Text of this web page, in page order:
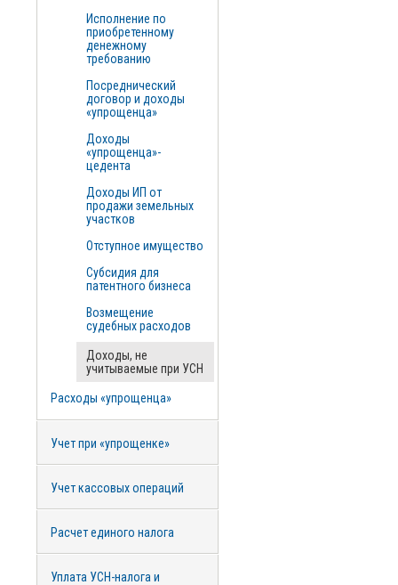
Исполнение по
приобретенному
денежному
требованию
Посреднический
договор и доходы
«упрощенца»
Доходы
«упрощенца»-
цедента
Доходы ИП от
продажи земельных
участков
Отступное имущество
Субсидия для
патентного бизнеса
Возмещение
судебных расходов
Доходы, не
учитываемые при УСН
Расходы «упрощенца»
Учет при «упрощенке»
Учет кассовых операций
Расчет единого налога
Уплата УСН-налога и